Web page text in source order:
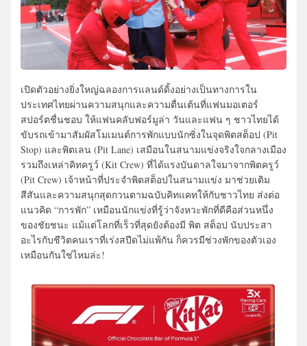
เปิดตัวอย่างยิ่งใหญ่ฉลองการแลนด์ดิ้งอย่างเป็นทางการใน
ประเทศไทยผ่านความสนุกและความตื่นเต้นที่แฟนมอเตอร์
สปอร์ตชื่นชอบ ให้แฟนคลับฟอร์มูล่า วันและแฟน ๆ ชาวไทยได้
ขับรถเข้ามาสัมผัสโมเมนต์การพักแบบนักซิ่งในจุดพิตสต็อป (Pit
Stop) และพิตเลน (Pit Lane) เสมือนในสนามแข่งจริงใจกลางเมือง
รวมถึงเหล่าคิทครูว์ (Kit Crew) ที่ได้แรงบันดาลใจมาจากพิตครูว์
(Pit Crew) เจ้าหน้าที่ประจำพิตสต็อปในสนามแข่ง มาช่วยเติม
สีสันและความสนุกสุดกวนตามฉบับคิทแคทให้กับชาวไทย ส่งต่อ
แนวคิด “การพัก” เหมือนนักแข่งที่รู้ว่าจังหวะพักที่ดีคือส่วนหนึ่ง
ของชัยชนะ แม้แต่โลกที่เร็วที่สุดยังต้องมี พิต สต็อป นับประสา
อะไรกับชีวิตคนเราที่เร่งสปีดไม่แพ้กัน ก็ควรมีช่วงพักของตัวเอง
เหมือนกันใช่ไหมล่ะ!